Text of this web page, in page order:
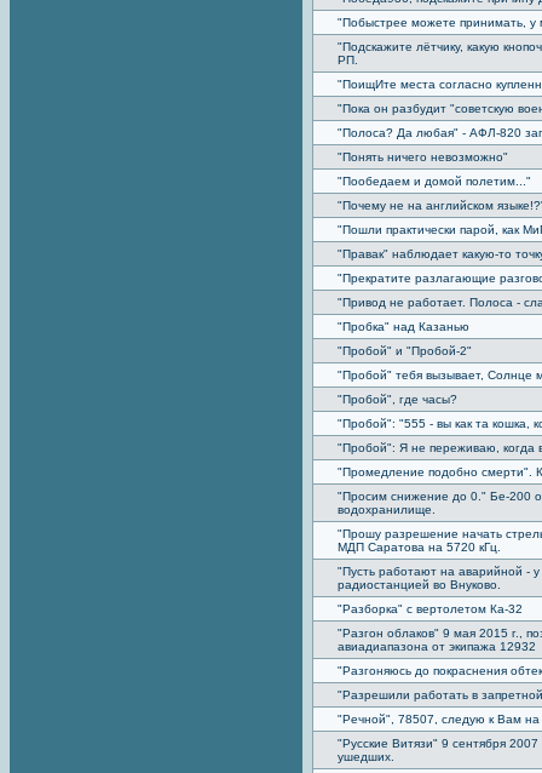
"Побыстрее можете принимать, у
"Подскажите лётчику, какую
РП.
"ПоищИте места согласно
"Пока он разбудит "советскую
"Полоса? Да любая" - АФЛ-820
"Понять ничего невозможно"
"Пообедаем и домой полетим..."
"Почему не на английском
"Пошли практически парой, как
"Правак" наблюдает какую-то
"Прекратите разлагающие
"Привод не работает. Полоса -
"Пробка" над Казанью
"Пробой" и "Пробой-2"
"Пробой" тебя вызывает, Солнце
"Пробой", где часы?
"Пробой": "555 - вы как та кошка,
"Пробой": Я не переживаю, когда
"Промедление подобно смерти".
"Просим снижение до 0." Бе-200
водохранилище.
"Прошу разрешение начать
МДП Саратова на 5720 кГц.
"Пусть работают на аварийной -
радиостанцией во Внуково.
"Разборка" с вертолетом Ка-32
"Разгон облаков" 9 мая 2015 г.,
авиадиапазона от экипажа 12932
"Разгоняюсь до покраснения
"Разрешили работать в
"Речной", 78507, следую к Вам на
"Русские Витязи" 9 сентября
ушедших.